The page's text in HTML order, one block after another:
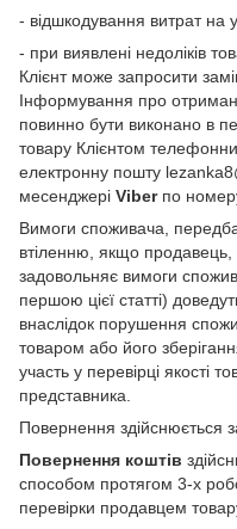
- відшкодування витрат на
- при виявлені недоліків
Клієнт може запросити
Інформування про
повинно бути виконано в
товару Клієнтом
електронну пошту
месенджері Viberпо
Вимоги споживача,
втіленню, якщо
задовольняє вимоги
першою цієї статті)
внаслідок порушення
товаром або його
участь у перевірці якості
представника.
Повернення здійснюється
Повернення коштів
способом протягом 3-х
перевірки продавцем